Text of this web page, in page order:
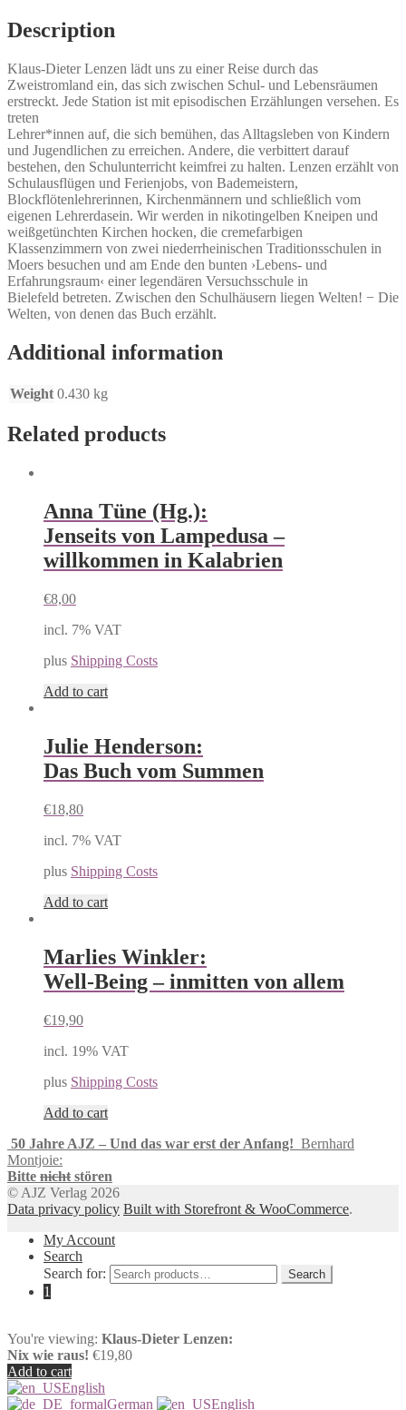
Description
Klaus-Dieter Lenzen lädt uns zu einer Reise durch das
Zweistromland ein, das sich zwischen Schul- und Lebensräumen
erstreckt. Jede Station ist mit episodischen Erzählungen versehen. Es
treten
Lehrer*innen auf, die sich bemühen, das Alltagsleben von Kindern
und Jugendlichen zu erreichen. Andere, die verbittert darauf
bestehen, den Schulunterricht keimfrei zu halten. Lenzen erzählt von
Schulausflügen und Ferienjobs, von Bademeistern,
Blockflötenlehrerinnen, Kirchenmännern und schließlich vom
eigenen Lehrerdasein. Wir werden in nikotingelben Kneipen und
weißgetünchten Kirchen hocken, die cremefarbigen
Klassenzimmern von zwei niederrheinischen Traditionsschulen in
Moers besuchen und am Ende den bunten ›Lebens- und
Erfahrungsraum‹ einer legendären Versuchsschule in
Bielefeld betreten. Zwischen den Schulhäusern liegen Welten! − Die
Welten, von denen das Buch erzählt.
Additional information
Weight 0.430 kg
Related products
Anna Tüne (Hg.):
Jenseits von Lampedusa –
willkommen in Kalabrien
€8,00
incl. 7% VAT
plus Shipping Costs
Add to cart
Julie Henderson:
Das Buch vom Summen
€18,80
incl. 7% VAT
plus Shipping Costs
Add to cart
Marlies Winkler:
Well-Being – inmitten von allem
€19,90
incl. 19% VAT
plus Shipping Costs
Add to cart
50 Jahre AJZ – Und das war erst der Anfang! Bernhard
Montjoie:
Bitte nicht stören
© AJZ Verlag 2026
Data privacy policy Built with Storefront & WooCommerce.
My Account
Search
Search for:
Search
1
You're viewing: Klaus-Dieter Lenzen:
Nix wie raus! €19,80
Add to cart
English
German
English